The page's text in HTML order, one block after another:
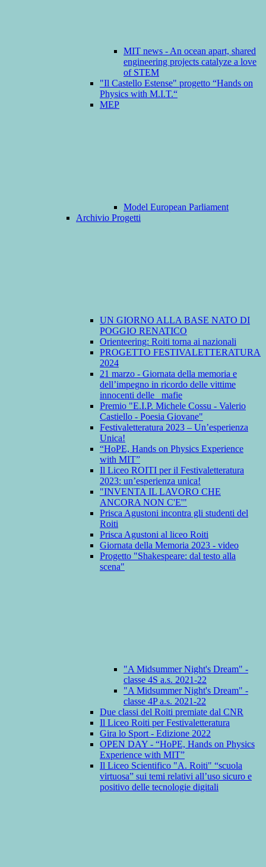
MIT news - An ocean apart, shared
engineering projects catalyze a love
of STEM
"Il Castello Estense" progetto “Hands on
Physics with M.I.T.“
MEP
Model European Parliament
Archivio Progetti
UN GIORNO ALLA BASE NATO DI
POGGIO RENATICO
Orienteering: Roiti torna ai nazionali
PROGETTO FESTIVALETTERATURA
2024
21 marzo - Giornata della memoria e
dell’impegno in ricordo delle vittime
innocenti delle mafie
Premio "E.I.P. Michele Cossu - Valerio
Castiello - Poesia Giovane"
Festivaletteratura 2023 – Un’esperienza
Unica!
“HoPE, Hands on Physics Experience
with MIT”
Il Liceo ROITI per il Festivaletteratura
2023: un’esperienza unica!
"INVENTA IL LAVORO CHE
ANCORA NON C'E'"
Prisca Agustoni incontra gli studenti del
Roiti
Prisca Agustoni al liceo Roiti
Giornata della Memoria 2023 - video
Progetto "Shakespeare: dal testo alla
scena"
"A Midsummer Night's Dream" -
classe 4S a.s. 2021-22
"A Midsummer Night's Dream" -
classe 4P a.s. 2021-22
Due classi del Roiti premiate dal CNR
Il Liceo Roiti per Festivaletteratura
Gira lo Sport - Edizione 2022
OPEN DAY - “HoPE, Hands on Physics
Experience with MIT”
Il Liceo Scientifico "A. Roiti" “scuola
virtuosa” sui temi relativi all’uso sicuro e
positivo delle tecnologie digitali